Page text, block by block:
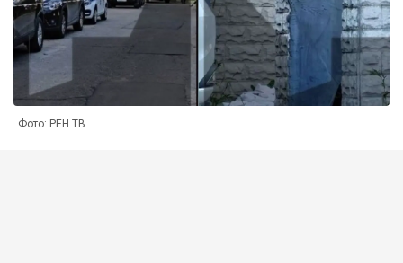
Фото: РЕН ТВ